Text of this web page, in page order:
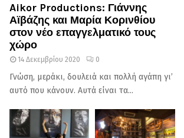
Aikor Productions: Γιάννης
Αϊβάζης και Μαρία Κορινθίου
στον νέο επαγγελματικό τους
χώρο
14 Δεκεμβρίου 2020 0
Γνώση, μεράκι, δουλειά και πολλή αγάπη γι’
αυτό που κάνουν. Αυτά είναι τα...